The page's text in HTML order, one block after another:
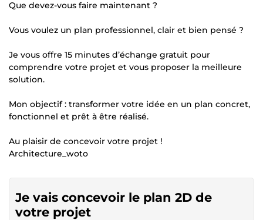
Que devez-vous faire maintenant ?
Vous voulez un plan professionnel, clair et bien pensé ?
Je vous offre 15 minutes d’échange gratuit pour
comprendre votre projet et vous proposer la meilleure
solution.
Mon objectif : transformer votre idée en un plan concret,
fonctionnel et prêt à être réalisé.
Au plaisir de concevoir votre projet !
Architecture_woto
Je vais concevoir le plan 2D de
votre projet